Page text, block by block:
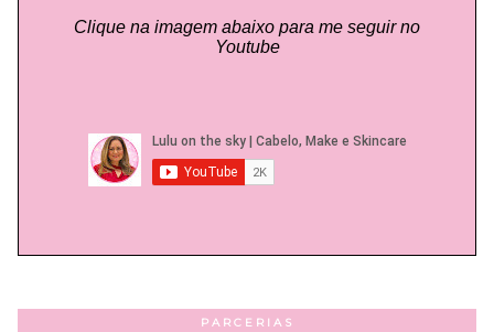
Clique na imagem abaixo para me seguir no
Youtube
PARCERIAS